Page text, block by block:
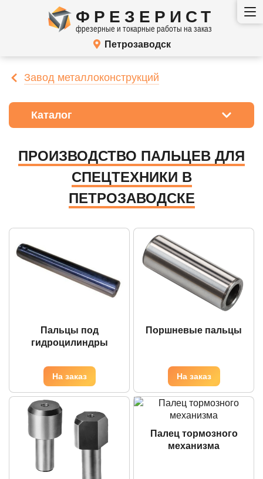
ФРЕЗЕРИСТ
фрезерные и токарные работы на заказ
Петрозаводск
Завод металлоконструкций
Каталог
ПРОИЗВОДСТВО ПАЛЬЦЕВ ДЛЯ
СПЕЦТЕХНИКИ В
ПЕТРОЗАВОДСКЕ
Пальцы под
гидроцилиндры
Поршневые пальцы
Палец тормозного
механизма